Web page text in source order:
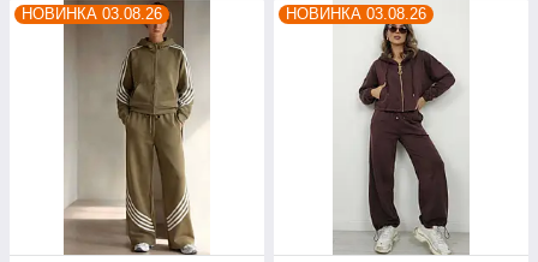
НОВИНКА 03.08.26 НОВИНКА 03.08.26